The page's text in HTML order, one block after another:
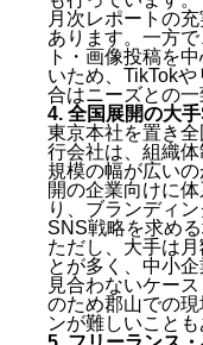
月次レポートの
あります。一方
ト・画像投稿を
いため、TikTok
合はニーズとの一
4. 全国展開の大
東京本社を置き
行会社は、組織
規模の幅が広い
開の企業向けに
り、ブランディ
SNS戦略を求め
ただし、大手は
とが多く、中小
見合わないケー
のため郡山での
ンが難しいこと
Q2. SNS運用代
ですか？
Q3. TikTokと
か？
Q4. SNS運用代
かりますか？
Q5. 初めてSNS
くことはありま
まとめ：郡山の
年版】